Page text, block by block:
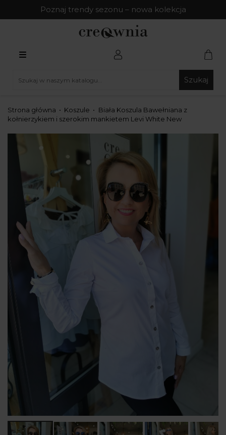
Poznaj trendy sezonu – nowa kolekcja
Szukaj
Strona główna Koszule
Biała Koszula Bawełniana z
kołnierzykiem i szerokim mankietem Levi White New